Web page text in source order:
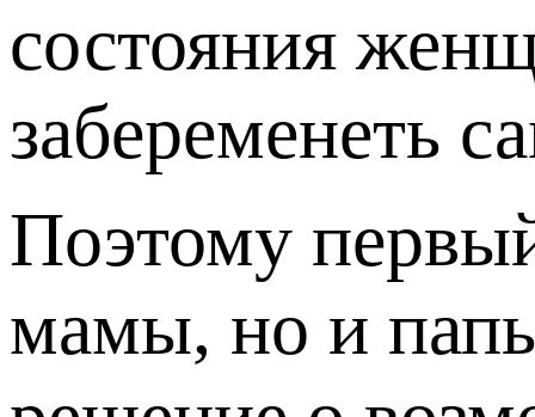
состояния
забеременеть
Поэтому
мамы, но и